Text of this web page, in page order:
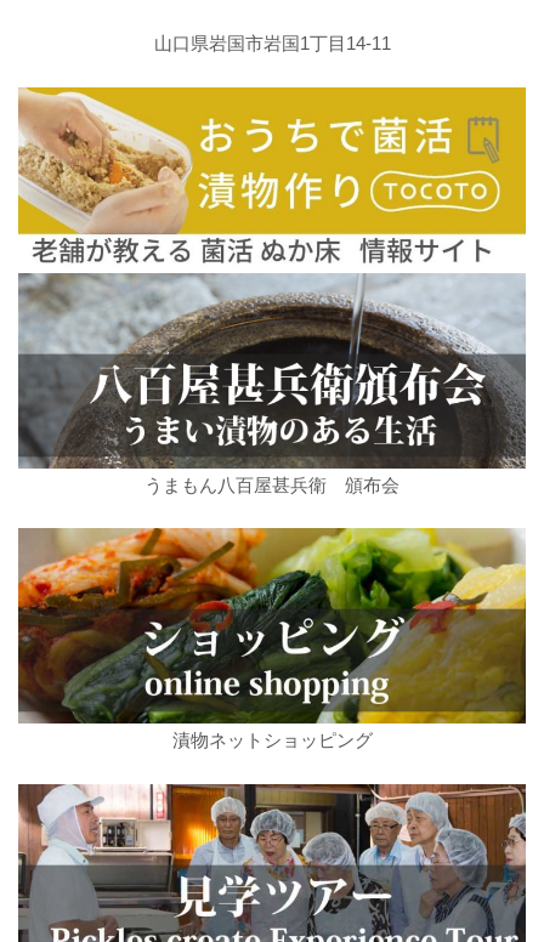
山口県岩国市岩国1丁目14-11
うまもん八百屋甚兵衛 頒布会
漬物ネットショッピング